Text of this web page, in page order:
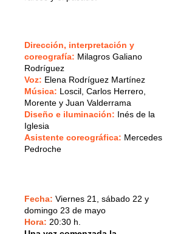
Dirección, interpretación y
coreografía: Milagros Galiano
Rodríguez
Voz: Elena Rodríguez Martínez
Música: Loscil, Carlos Herrero,
Morente y Juan Valderrama
Diseño e iluminación: Inés de la
Iglesia
Asistente coreográfica: Mercedes
Pedroche
Fecha: Viernes 21, sábado 22 y
domingo 23 de mayo
Hora: 20:30 h.